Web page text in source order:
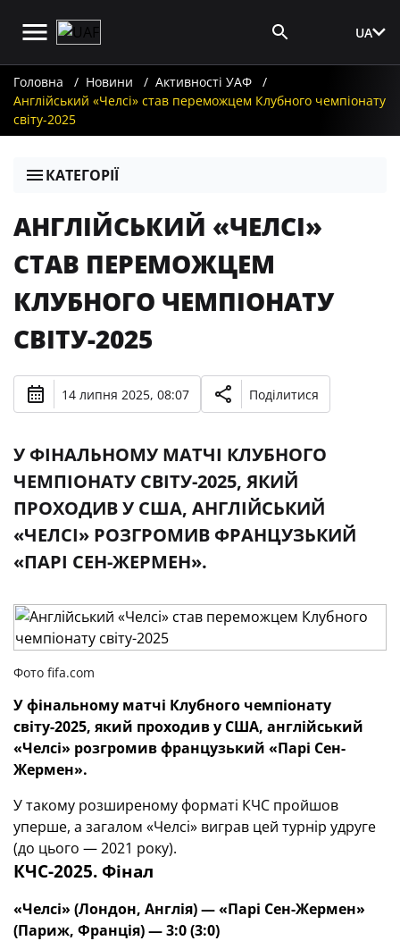
UA
Головна Новини
Активності УАФ
Англійський «Челсі» став переможцем Клубного чемпіонату
світу-2025
КАТЕГОРІЇ
АНГЛІЙСЬКИЙ «ЧЕЛСІ»
СТАВ ПЕРЕМОЖЦЕМ
КЛУБНОГО ЧЕМПІОНАТУ
СВІТУ-2025
14 липня 2025, 08:07 Поділитися
У ФІНАЛЬНОМУ МАТЧІ КЛУБНОГО
ЧЕМПІОНАТУ СВІТУ-2025, ЯКИЙ
ПРОХОДИВ У США, АНГЛІЙСЬКИЙ
«ЧЕЛСІ» РОЗГРОМИВ ФРАНЦУЗЬКИЙ
«ПАРІ СЕН-ЖЕРМЕН».
Фото fifa.com
У фінальному матчі Клубного чемпіонату
світу-2025, який проходив у США, англійський
«Челсі» розгромив французький «Парі Сен-
Жермен».
У такому розширеному форматі КЧС пройшов
уперше, а загалом «Челсі» виграв цей турнір удруге
(до цього — 2021 року).
КЧС-2025. Фінал
«Челсі» (Лондон, Англія) — «Парі Сен-Жермен»
(Париж, Франція) — 3:0 (3:0)